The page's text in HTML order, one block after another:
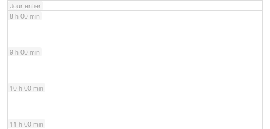
Jour entier
8 h 00 min
9 h 00 min
10 h 00 min
11 h 00 min